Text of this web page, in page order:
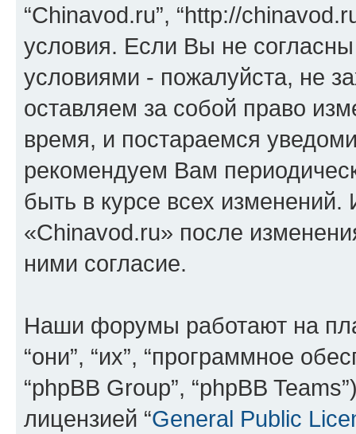
“Chinavod.ru”, “http://
условия. Если Вы не
условиями - пожалуйста, не
оставляем за собой право
время, и постараемся
рекомендуем Вам
быть в курсе всех
«Chinavod.ru» после
ними согласие.
Наши форумы работают на
“они”, “их”, “программное
“phpBB Group”, “phpBB
лицензией “General Public